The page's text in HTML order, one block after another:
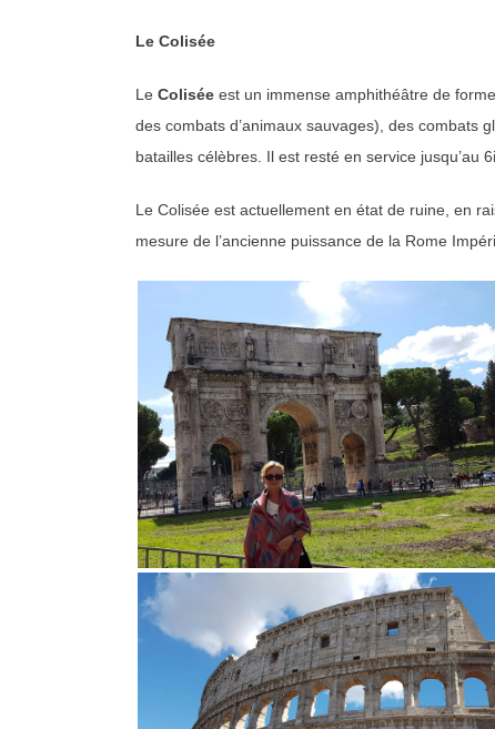
Le Colisée
Le Colisée est un immense amphithéâtre de
des combats d’animaux sauvages), des combats
batailles célèbres. Il est resté en service jusqu’au
Le Colisée est actuellement en état de ruine, en
mesure de l’ancienne puissance de la Rome